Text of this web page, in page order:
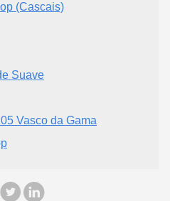
(Cascais)
Suave
Vasco da Gama